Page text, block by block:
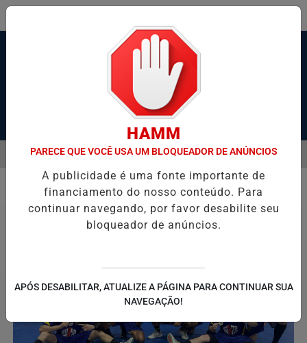
Pesquisar Notícia
TELÕES E EXIBE VÍDEOS PORNOGRÁFICOS NO CEARÁ APS
EM ALTA
MENU
Esporte
HAMM
PARECE QUE VOCÊ USA UM BLOQUEADOR DE ANÚNCIOS
A publicidade é uma fonte importante de
financiamento do nosso conteúdo. Para
continuar navegando, por favor desabilite seu
bloqueador de anúncios.
APÓS DESABILITAR, ATUALIZE A PÁGINA PARA CONTINUAR SUA
NAVEGAÇÃO!